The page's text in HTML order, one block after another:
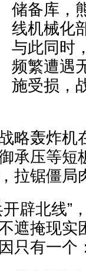
储备库，
线机械化
与此同时
频繁遭遇
施受损，
略轰炸机
承压等短
拉锯僵局
辟北线”
遮掩现实
只有一个